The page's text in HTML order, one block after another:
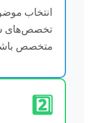
انتخاب
تخصص‌های
متخصص
2️⃣